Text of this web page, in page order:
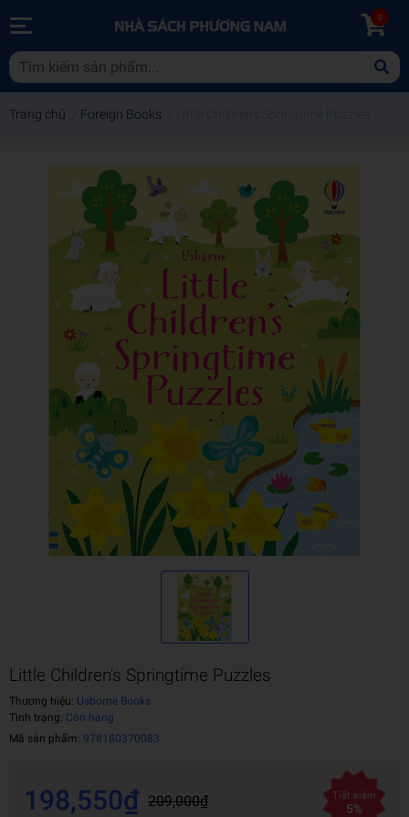
0
Trang chủ Foreign Books
Little Children's Springtime Puzzles
Thương hiệu: Usborne Books
Tình trạng: Còn hàng
Mã sản phẩm: 978180370083
198,550₫ 209,000₫ Tiết kiệm
5%